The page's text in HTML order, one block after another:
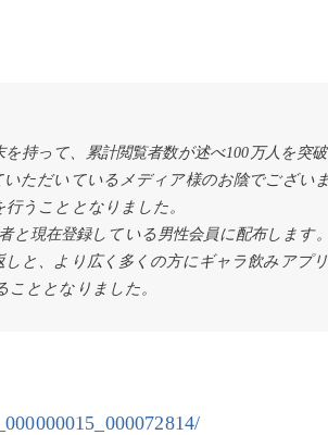
持って、累計閲覧者数が述べ100万人を突
ただいているメディア様のお陰でございま
うこととなりました。
と現在登録している男性会員に配布します。
と、より広く多くの方にギャラ飲みアプ
ととなりました。